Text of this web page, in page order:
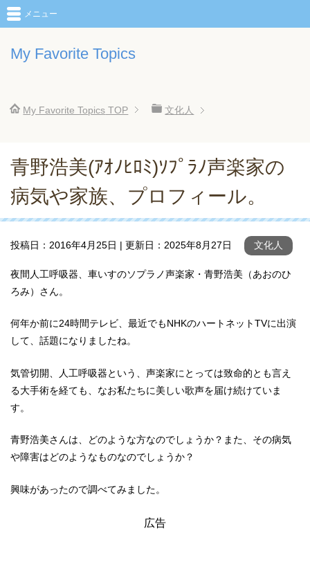
My Favorite Topics
メニュー
My Favorite Topics TOP 文化人
青野浩美(ｱｵﾉﾋﾛﾐ)ｿﾌﾟﾗﾉ声楽家の
病気や家族、プロフィール。
投稿日： 2016年4月25日 | 更新日： 2025年8月27日 文化人
夜間人工呼吸器、車いすのソプラノ声楽家・青野浩美（あおのひ
ろみ）さん。
何年か前に24時間テレビ、最近でもNHKのハートネットTVに出演
して、話題になりましたね。
気管切開、人工呼吸器という、声楽家にとっては致命的とも言え
る大手術を経ても、なお私たちに美しい歌声を届け続けていま
す。
青野浩美さんは、どのような方なのでしょうか？また、その病気
や障害はどのようなものなのでしょうか？
興味があったので調べてみました。
広告